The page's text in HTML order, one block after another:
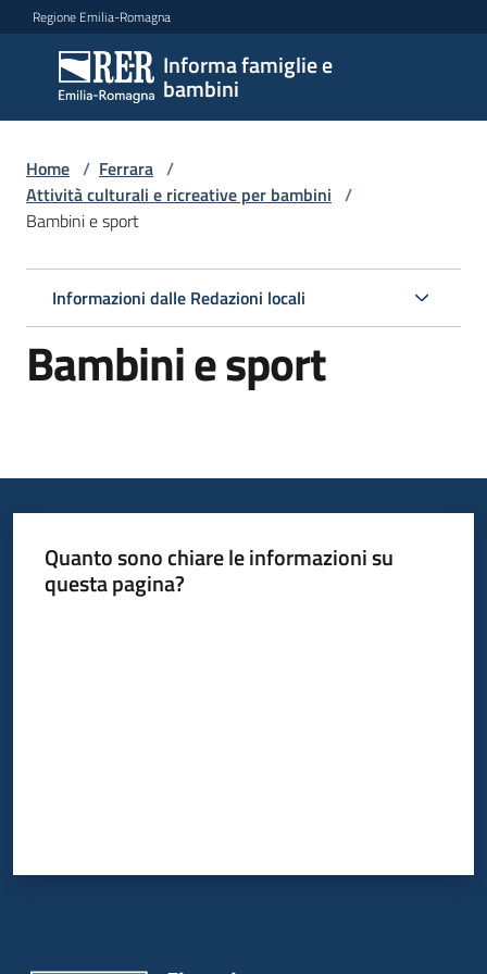
Vai al contenuto
Vai alla navigazione
Vai al footer
Regione Emilia-Romagna
Informa famiglie e
bambini
Informa
famiglie
e
bambini
famiglie
Informazioni
locali
Home / Ferrara /
Attività culturali e ricreative per bambini /
Bambini e sport
Informazioni dalle Redazioni locali
Bambini e sport
Quanto sono chiare le informazioni su
questa pagina?